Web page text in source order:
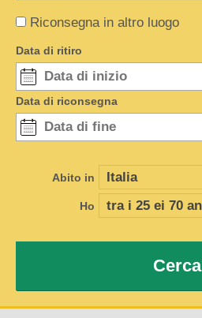
Riconsegna in altro luogo
Data di ritiro
Data di riconsegna
Abito in
Ho
Cerca